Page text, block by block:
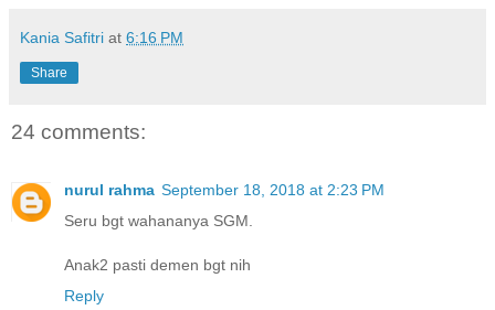
Kania Safitri at 6:16 PM
Share
24 comments:
nurul rahma September 18, 2018 at 2:23 PM
Seru bgt wahananya SGM.
Anak2 pasti demen bgt nih
Reply